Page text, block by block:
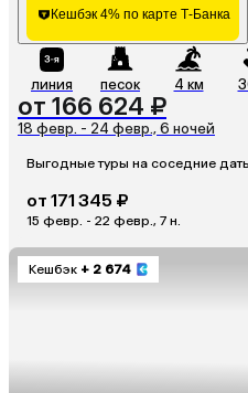
Кешбэк 4% по карте Т-Банка
линия песок 4 км
от 166 624 ₽
18 февр. - 24 февр., 6 ночей
Выгодные туры на соседние
от 171 345 ₽
15 февр. - 22 февр., 7 н.
Кешбэк + 2 674